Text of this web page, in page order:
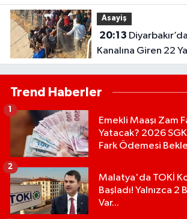
Ziyareti!
Asayiş
20:13
Kanalına Giren 22
Hayatını Kaybetti!
Trend Haberler
Emekli Maaşı Zam
Yatacak? 2026
Fark Ödemesi
1
Malatya'da TOKİ
Başladı! Yalnızca 2
Var...
2